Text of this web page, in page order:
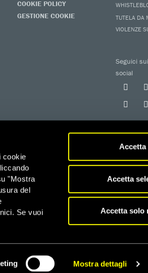
cookie
"Mostra
del
Se vuoi
Mostra dettagli
Accetta
Accetta solo
CONDIVIDI
COOKIE POLICY
GESTIONE COOKIE
TUTELA DA
VIOLENZE
Seguici
social
iscritta al RUNTS con determinazione n.
fiscali